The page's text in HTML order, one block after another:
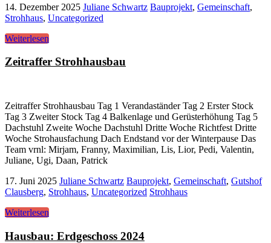
14. Dezember 2025 Juliane Schwartz Bauprojekt, Gemeinschaft,
Strohhaus, Uncategorized
Weiterlesen
Zeitraffer Strohhausbau
Zeitraffer Strohhausbau Tag 1 Verandaständer Tag 2 Erster Stock
Tag 3 Zweiter Stock Tag 4 Balkenlage und Gerüsterhöhung Tag 5
Dachstuhl Zweite Woche Dachstuhl Dritte Woche Richtfest Dritte
Woche Strohausfachung Dach Endstand vor der Winterpause Das
Team vrnl: Mirjam, Franny, Maximilian, Lis, Lior, Pedi, Valentin,
Juliane, Ugi, Daan, Patrick
17. Juni 2025 Juliane Schwartz Bauprojekt, Gemeinschaft, Gutshof
Clausberg, Strohhaus, Uncategorized Strohhaus
Weiterlesen
Hausbau: Erdgeschoss 2024